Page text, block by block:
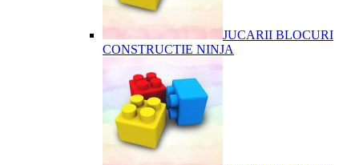
JUCARII BLOCURI
CONSTRUCTIE NINJA